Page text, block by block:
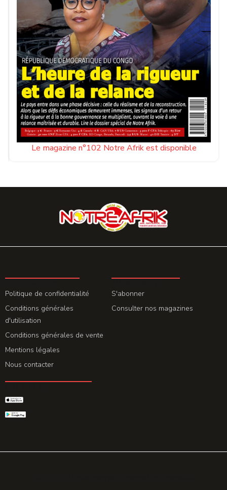
Le magazine n°102 Notre Afrik est disponible
Politique de confidentialité
Conditions générales
d'utilisation
Conditions générales de vente
Mentions légales
Nous contacter
S'abonner
Consulter nos magazines